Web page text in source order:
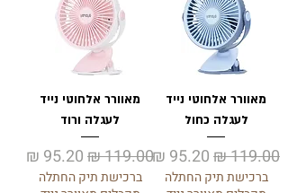
מאוורר אלחוטי נייד
לעגלה כחול
מחיר רגיל מחיר מבצע
ברכישת תיק החתלה
מאוורר אלחוטי נייד
לעגלה ורוד
מחיר רגיל מחיר מבצע
ברכישת תיק החתלה